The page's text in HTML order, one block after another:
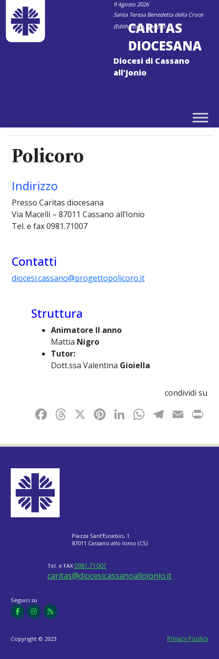
content
CARITAS
DIOCESANA
Diocesi di Cassano
all'Jonio
9 Agosto 2026
Santa Teresa Benedetta della Croce
(Edith) Stein, vergine
Policoro
Indirizzo
Presso Caritas diocesana
Via Macelli – 87011 Cassano all’Ionio
Tel. e fax 0981.71007
Contatti
diocesi.cassano@progettopolicoro.it
Struttura
Animatore II anno
Mattia Nigro
Tutor:
Dott.ssa Valentina Gioiella
condividi su
Facebook
Threads
X Pinterest
LinkedIn
Piazza Sant'Eusebio, 1
87011 Cassano allo Ionio (CS)
Tel. e FAX 0981.71007
caritas@diocesicassanoalloionio.it
Seguici su
Copyright © 2023 Privacy Poolicy